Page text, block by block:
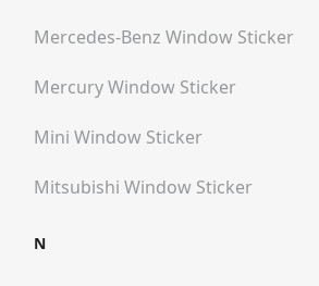
Mercedes-Benz Window Sticker
MercuryWindow Sticker
Mini Window Sticker
Mitsubishi Window Sticker
N